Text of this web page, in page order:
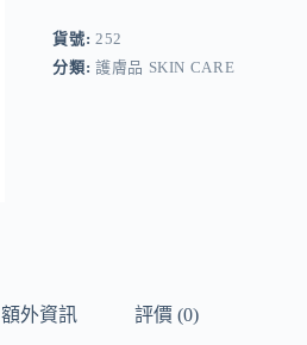
r
n
a
貨號: 252
分類: 護膚品 SKIN CARE
額外資訊 評價 (0)